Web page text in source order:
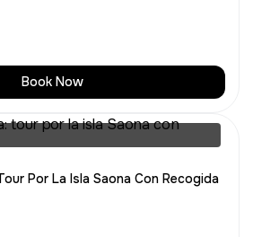
Book Now
Por La Isla Saona Con Recogida